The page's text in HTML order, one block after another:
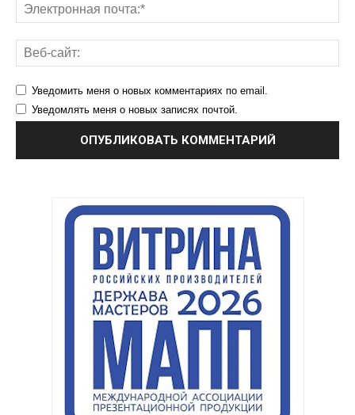
Уведомить меня о новых комментариях по email.
Уведомлять меня о новых записях почтой.